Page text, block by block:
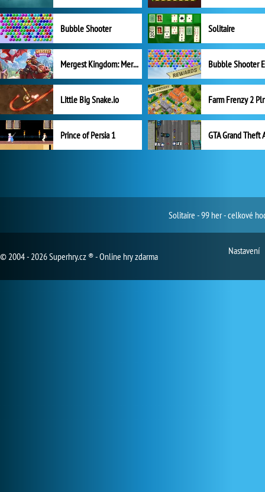
Bubble Shooter Solitaire
Mergest Kingdom: Merge Puzzle
Little Big Snake.io
Prince of Persia 1 GTA Grand Theft
Solitaire - 99 her - celkové
Nastavení
© 2004 - 2026 Superhry.cz ® - Online hry zdarma